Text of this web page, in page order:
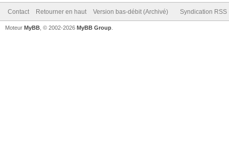
Contact Retourner en haut Version bas-débit (Archivé) Syndication RSS
Moteur MyBB , © 2002-2026 MyBB Group